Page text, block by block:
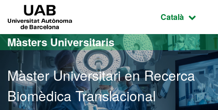
Ves al contingut principal
Ves a la navegació de la pàgina
Idioma
Català
Màsters Universitaris
Màster Universitari en Recerca
Biomèdica Translacional